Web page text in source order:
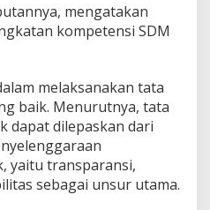
mengatakan
kompetensi SDM
melaksanakan tata
baik. Menurutnya, tata
dapat dilepaskan dari
yaitu transparansi,
sebagai unsur utama.